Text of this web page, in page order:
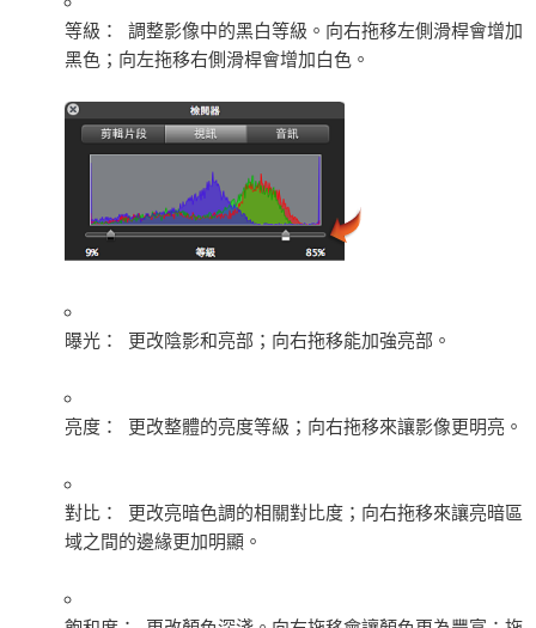
等級： 調整影像中的黑白等級。向右拖移左側滑桿會增加
黑色；向左拖移右側滑桿會增加白色。
曝光： 更改陰影和亮部；向右拖移能加強亮部。
亮度： 更改整體的亮度等級；向右拖移來讓影像更明亮。
對比： 更改亮暗色調的相關對比度；向右拖移來讓亮暗區
域之間的邊緣更加明顯。